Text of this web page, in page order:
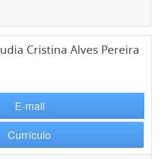
Cristina Alves Pereira
E-mail
Currículo